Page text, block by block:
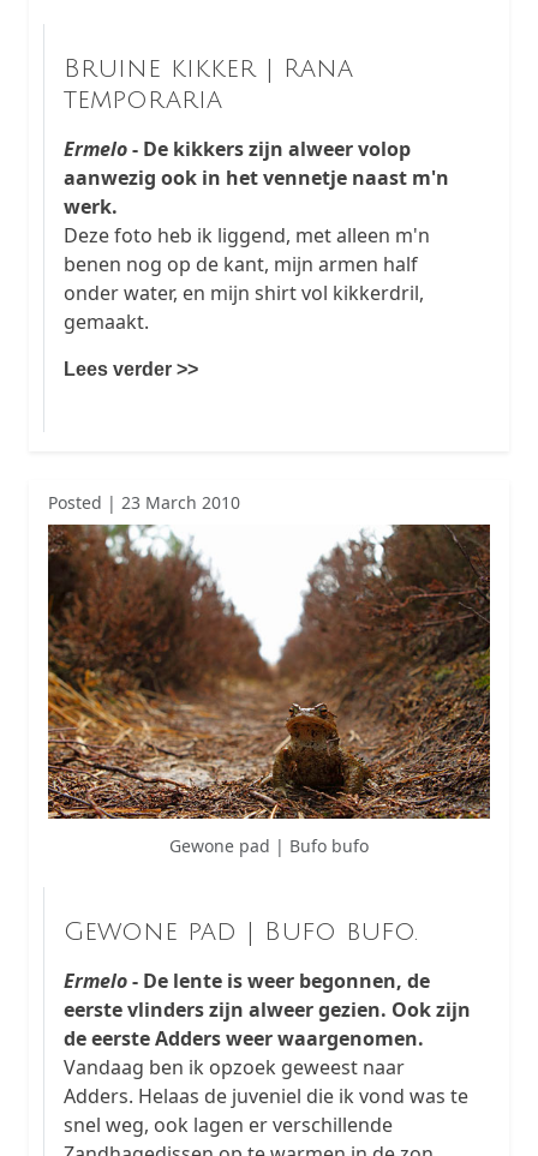
Bruine kikker | Rana
temporaria
Ermelo- De kikkers zijn alweer volop
aanwezig ook in het vennetje naast m'n
werk.
Deze foto heb ik liggend, met alleen m'n
benen nog op de kant, mijn armen half
onder water, en mijn shirt vol kikkerdril,
gemaakt.
Lees verder >>
Posted | 23 March 2010
Gewone pad | Bufo bufo
Gewone pad | Bufo bufo.
Ermelo- De lente is weer begonnen, de
eerste vlinders zijn alweer gezien. Ook zijn
de eerste Adders weer waargenomen.
Vandaag ben ik opzoek geweest naar
Adders. Helaas de juveniel die ik vond was te
snel weg, ook lagen er verschillende